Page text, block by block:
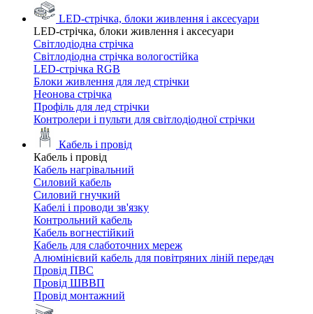
LED-стрічка, блоки живлення і аксесуари
LED-стрічка, блоки живлення і аксесуари
Світлодіодна стрічка
Світлодіодна стрічка вологостійка
LED-стрічка RGB
Блоки живлення для лед стрічки
Неонова стрічка
Профіль для лед стрічки
Контролери і пульти для світлодіодної стрічки
Кабель і провід
Кабель і провід
Кабель нагрівальний
Силовий кабель
Силовий гнучкий
Кабелі і проводи зв'язку
Контрольний кабель
Кабель вогнестійкий
Кабель для слаботочних мереж
Алюмінієвий кабель для повітряних ліній передач
Провід ПВС
Провід ШВВП
Провід монтажний